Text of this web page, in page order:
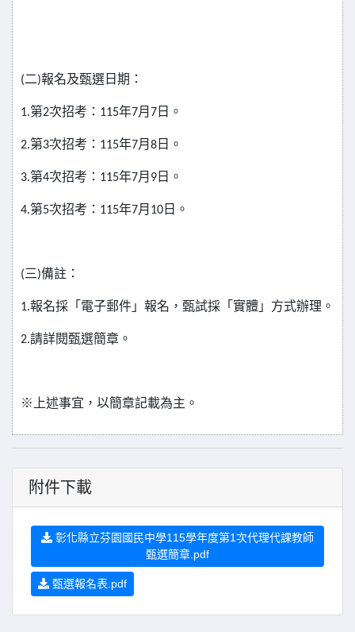
(二)報名及甄選日期：
1.第2次招考：115年7月7日。
2.第3次招考：115年7月8日。
3.第4次招考：115年7月9日。
4.第5次招考：115年7月10日。
(三)備註：
1.報名採「電子郵件」報名，甄試採「實體」方式辦理。
2.請詳閱甄選簡章。
※上述事宜，以簡章記載為主。
附件下載
彰化縣立芬園國民中學115學年度第1次代理代課教師
甄選簡章.pdf
甄選報名表.pdf